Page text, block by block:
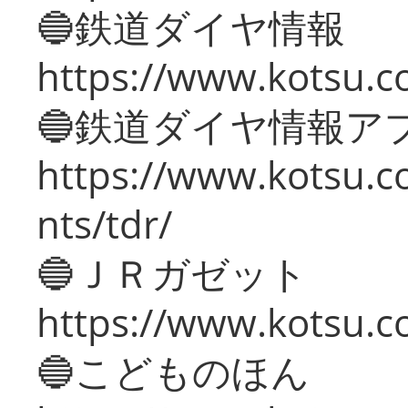
🔵鉄道ダイヤ情報
https://
🔵鉄道ダイヤ情報ア
https://
nts/tdr/
🔵ＪＲガゼット
https://
🔵こどものほん